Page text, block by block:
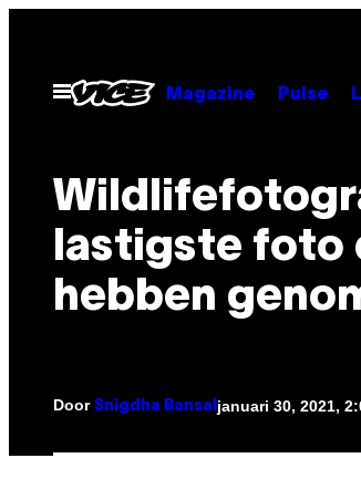
Open
menu
Magazine Pulse
lastigste foto
hebben
Door Snigdha Bansal januari 30, 2021,